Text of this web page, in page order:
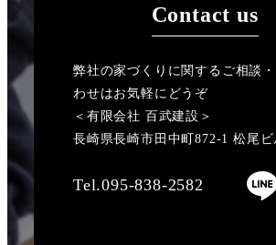
Contact us
弊社の家づくりに関するご相談
わせはお気軽にどうぞ
＜有限会社 百武建設＞
長崎県長崎市田中町872-1 松尾ビ
Tel.095-838-2582